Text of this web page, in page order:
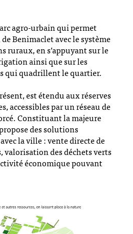
agro-urbain qui permet
Benimaclet avec le système
ruraux, en s’appuyant sur le
ainsi que sur les
qui quadrillent le quartier.
est étendu aux réserves
accessibles par un réseau de
Constituant la majeure
des solutions
la ville : vente directe de
valorisation des déchets verts
économique pouvant